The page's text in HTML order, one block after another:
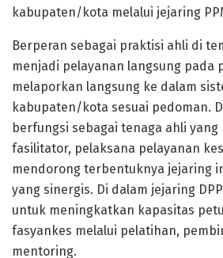
kabupaten/kota melalui jejaring
Berperan sebagai praktisi ahli di
menjadi pelayanan langsung pada
melaporkan langsung ke dalam
kabupaten/kota sesuai pedoman.
berfungsi sebagai tenaga ahli
fasilitator, pelaksana pelayanan
mendorong terbentuknya jejaring
yang sinergis. Di dalam jejaring
untuk meningkatkan kapasitas
fasyankes melalui pelatihan,
mentoring.